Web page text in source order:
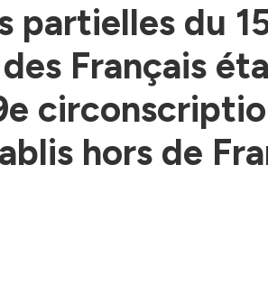
partielles du
Français
hors de